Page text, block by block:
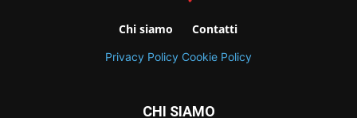
Chi siamo Contatti
Privacy Policy Cookie Policy
CHI SIAMO